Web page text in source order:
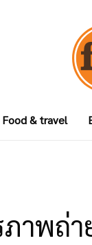
Food & travel
ภาพถ่